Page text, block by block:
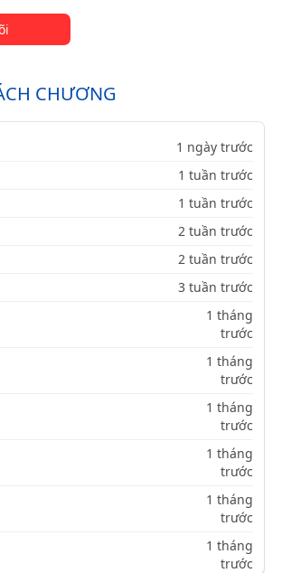
CHƯƠNG
1 ngày trước
1 tuần trước
1 tuần trước
2 tuần trước
2 tuần trước
3 tuần trước
1 tháng
trước
1 tháng
trước
1 tháng
trước
1 tháng
trước
1 tháng
trước
1 tháng
trước